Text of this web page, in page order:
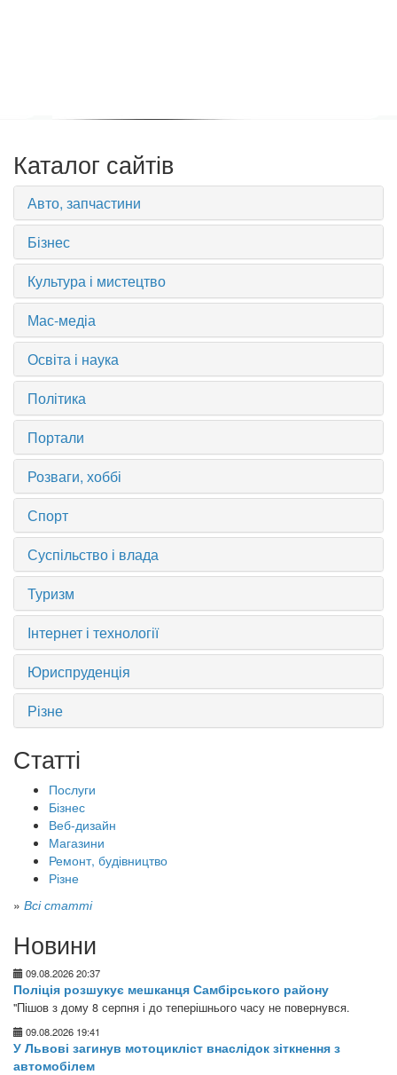
Каталог сайтів
Авто, запчастини
Бізнес
Культура і мистецтво
Мас-медіа
Освіта і наука
Політика
Портали
Розваги, хоббі
Спорт
Суспільство і влада
Туризм
Інтернет і технології
Юриспруденція
Різне
Статті
Послуги
Бізнес
Веб-дизайн
Магазини
Ремонт, будівництво
Різне
» Всі статті
Новини
09.08.2026 20:37
Поліція розшукує мешканця Самбірського району
"Пішов з дому 8 серпня і до теперішнього часу не повернувся.
09.08.2026 19:41
У Львові загинув мотоцикліст внаслідок зіткнення з
автомобілем